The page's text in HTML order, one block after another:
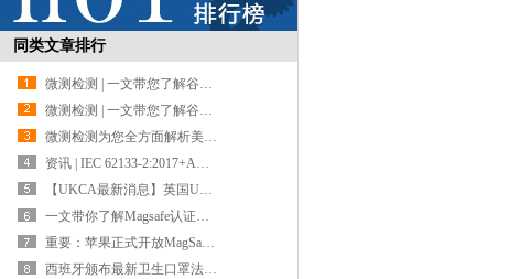
同类文章排行
微测检测 | 一文带您了解谷歌Fast Pair
微测检测 | 一文带您了解谷歌Fast Pair
微测检测为您全方面解析美国UL1973安全标准
资讯 | IEC 62133-2:2017+AMD1:2021新版发布细则
【UKCA最新消息】英国UKCA强制实施日期延期至2023年1月1日
一文带你了解Magsafe认证及设计要求
重要：苹果正式开放MagSafe磁吸无线充模块认证
西班牙颁布最新卫生口罩法规要求CSM/115/2021